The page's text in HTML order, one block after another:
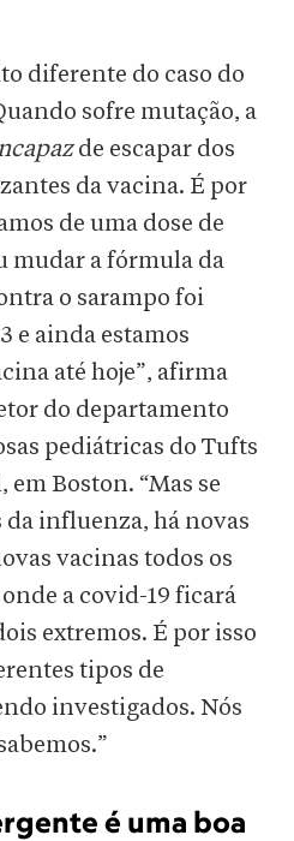
diferente do caso do
sofre mutação, a
de escapar dos
da vacina. É por
de uma dose de
mudar a fórmula da
o sarampo foi
e ainda estamos
até hoje”, afirma
do departamento
pediátricas do Tufts
Boston. “Mas se
influenza, há novas
vacinas todos os
a covid-19 ficará
extremos. É por isso
tipos de
investigados. Nós
é uma boa